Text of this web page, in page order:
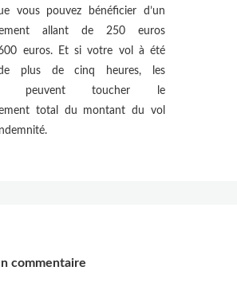
vous pouvez bénéficier d’un
allant de 250 euros
600 euros. Et si votre vol à été
plus de cinq heures, les
peuvent toucher le
total du montant du vol
commentaire